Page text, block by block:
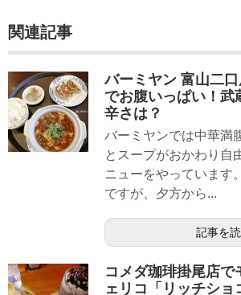
関連記事
バーミヤン 富山二
でお腹いっぱい！武
辛さは？
バーミヤンでは中華満
とスープがおかわり自
ニューをやっています
ですが、夕方から...
記事を
コメダ珈琲掛尾店で
ェリコ「リッチショ